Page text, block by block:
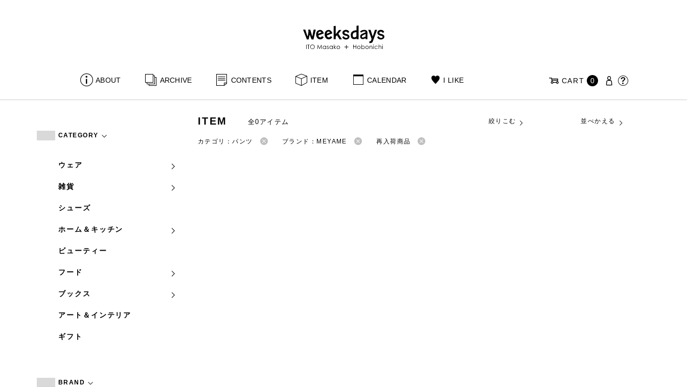
ABOUT ARCHIVE CONTENTS ITEM CALENDAR I LIKE CART 0
CATEGORY
ウェア
雑貨
シューズ
ホーム＆キッチン
ビューティー
フード
ブックス
アート＆インテリア
ギフト
BRAND
ITEM 全0アイテム 絞りこむ 並べかえる
カテゴリ：パンツ ブランド：MEYAME 再入荷商品